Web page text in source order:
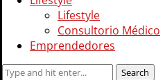
Lifestyle
Consultorio Médico
Emprendedores